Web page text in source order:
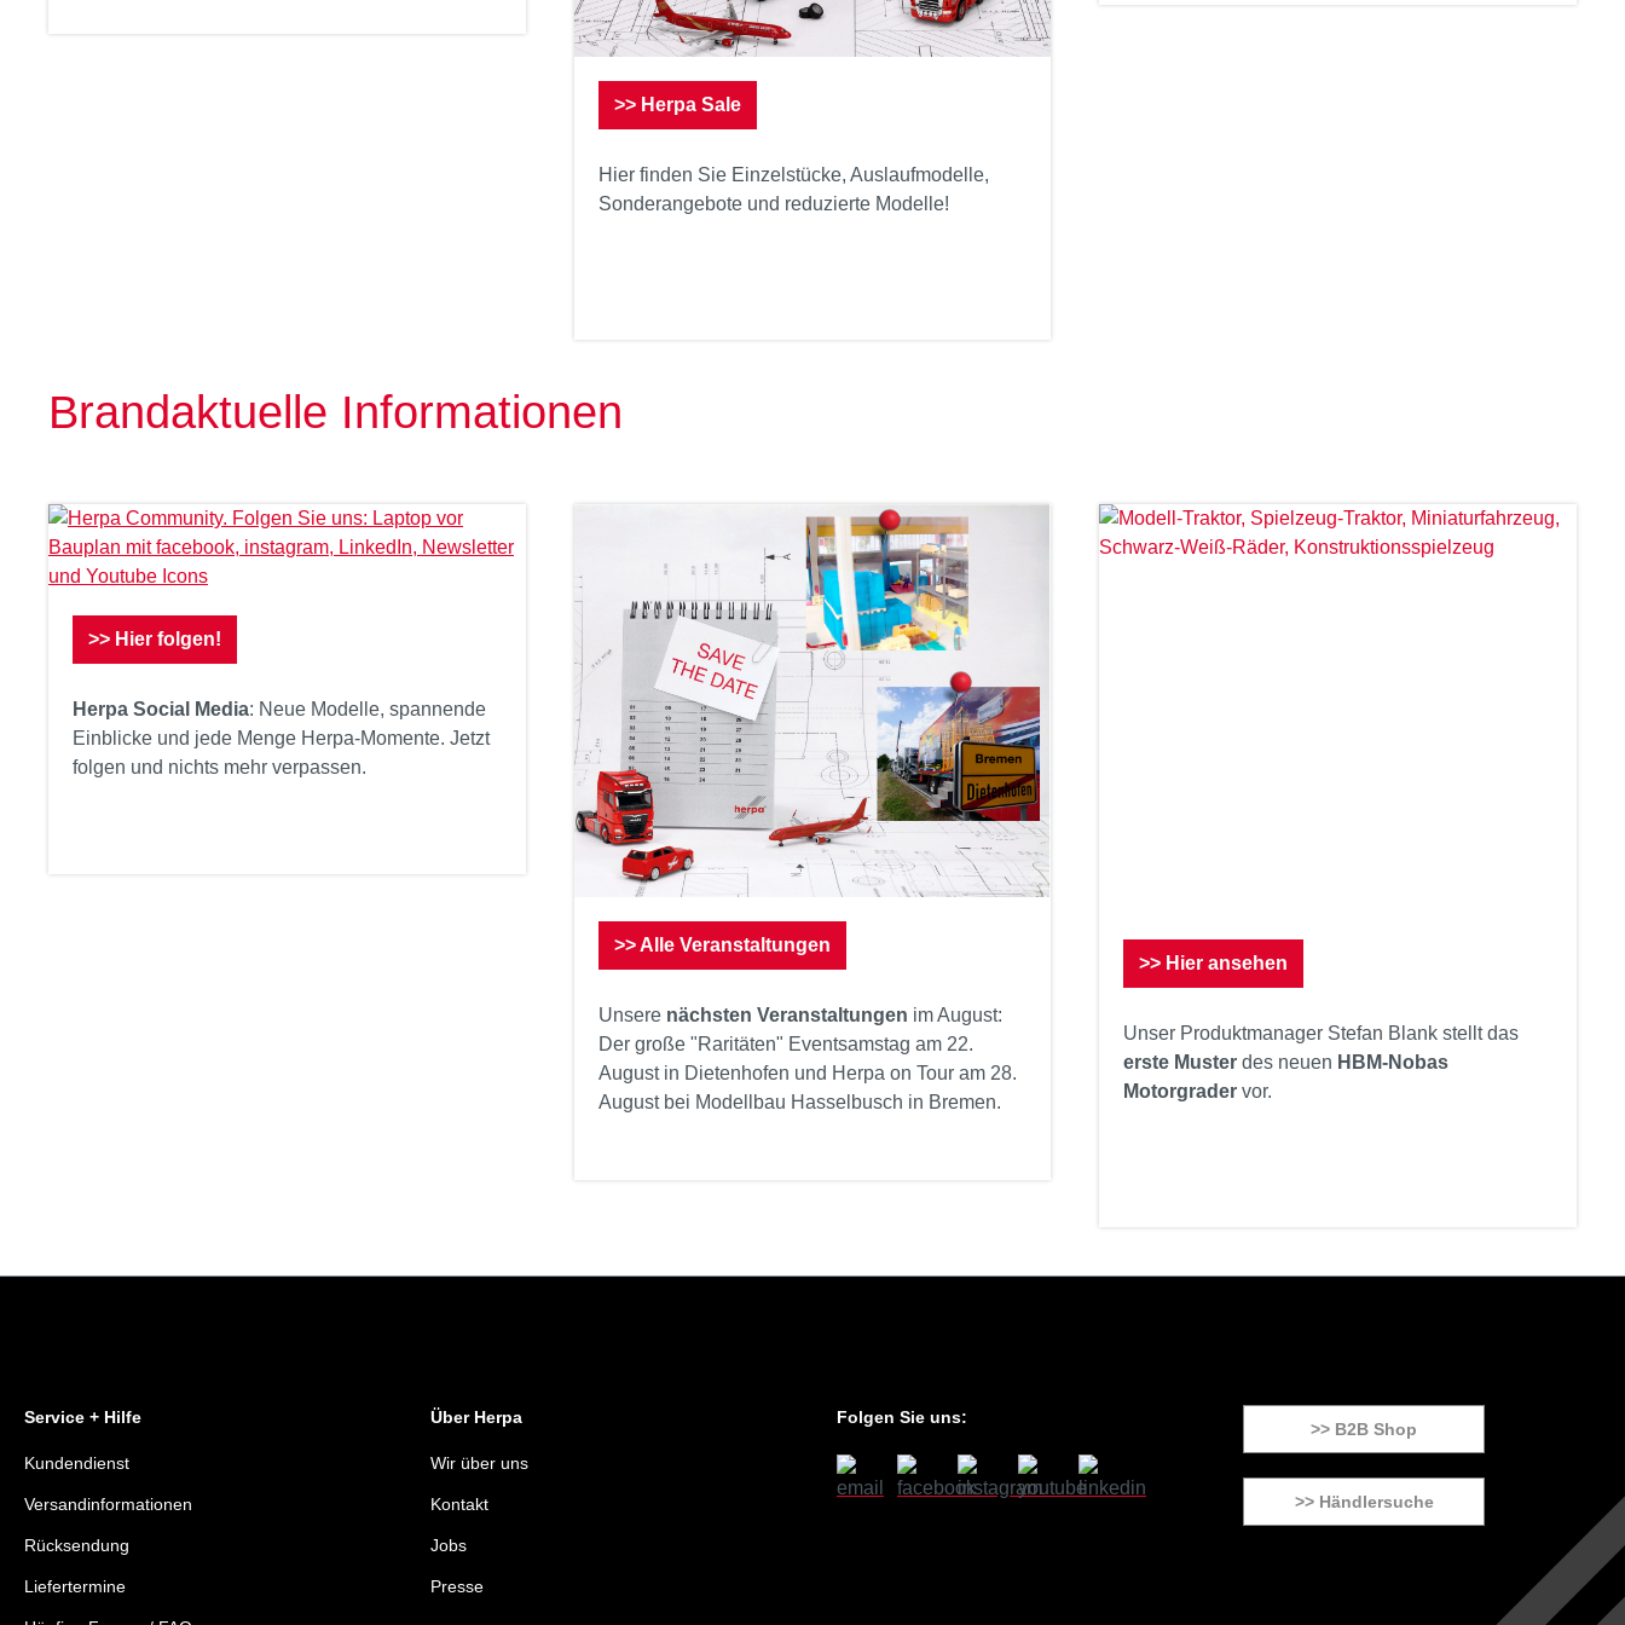
>> Herpa Sale
Hier finden Sie Einzelstücke, Auslaufmodelle,
Sonderangebote und reduzierte Modelle!
Brandaktuelle Informationen
>> Hier folgen!
Herpa Social Media: Neue Modelle, spannende
Einblicke und jede Menge Herpa-Momente. Jetzt
folgen und nichts mehr verpassen.
>> Alle Veranstaltungen
Unsere nächsten Veranstaltungen im August:
Der große "Raritäten" Eventsamstag am 22.
August in Dietenhofen und Herpa on Tour am 28.
August bei Modellbau Hasselbusch in Bremen.
>> Hier ansehen
Unser Produktmanager Stefan Blank stellt das
erste Muster des neuen HBM-Nobas
Motorgrader vor.
Service + Hilfe
Kundendienst
Versandinformationen
Rücksendung
Liefertermine
Über Herpa
Wir über uns
Kontakt
Jobs
Presse
Folgen Sie uns:
>> B2B Shop
>> Händlersuche